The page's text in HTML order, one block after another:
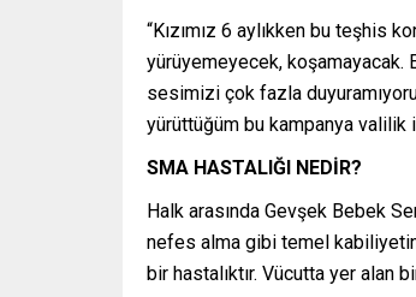
“Kızımız 6 aylıkken bu teşhis
yürüyemeyecek, koşamayacak.
sesimizi çok fazla
yürüttüğüm bu kampanya valilik
SMA HASTALIĞI NEDİR?
Halk arasında Gevşek Bebek
nefes alma gibi temel
bir hastalıktır. Vücutta yer alan